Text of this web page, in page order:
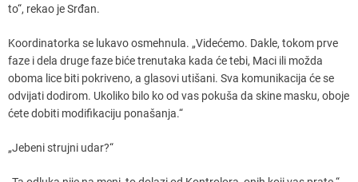
to“, rekao je Srđan.
Koordinatorka se lukavo osmehnula. „Videćemo. Dakle, tokom prve
faze i dela druge faze biće trenutaka kada će tebi, Maci ili možda
oboma lice biti pokriveno, a glasovi utišani. Sva komunikacija će se
odvijati dodirom. Ukoliko bilo ko od vas pokuša da skine masku, oboje
ćete dobiti modifikaciju ponašanja.“
„Jebeni strujni udar?“